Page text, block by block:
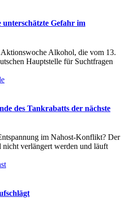
Gefahr im
Alkohol, die vom 13.
Hauptstelle für Suchtfragen
des Tankrabatts der nächste
im Nahost-Konflikt? Der
verlängert werden und läuft